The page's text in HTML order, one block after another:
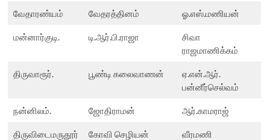
வேதாரண்யம் வேதரத்தினம் ஓ.எஸ்.மணியன்
மன்னார்குடி. டி.ஆர்.பி.ராஜா
சிவா
ராஜமாணிக்கம்
திருவாரூர். பூண்டி கலைவாணன்
ஏ.என்.ஆர்.
பன்னீர்செல்வம்
நன்னிலம். ஜோதிராமன் ஆர்.காமராஜ்
திருவிடைமருதூர்
கோவி செழியன் வீரமணி